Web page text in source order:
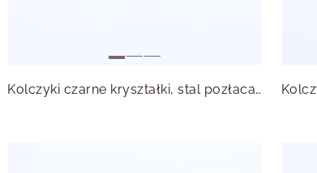
Kolczyki czarne kryształki, stal pozłacana S215675Z00